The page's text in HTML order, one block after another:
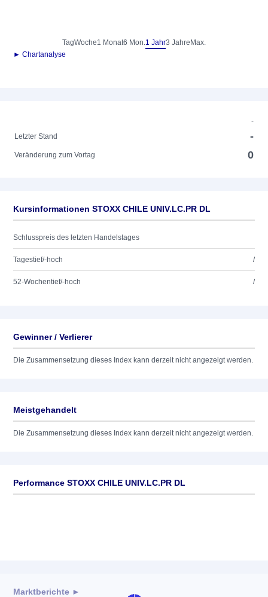
TagWoche1 Monat6 Mon.1 Jahr3 Jahre Max.
► Chartanalyse
-
Letzter Stand
-
Veränderung zum Vortag 0
Kursinformationen STOXX CHILE UNIV.LC.PR DL
Schlusspreis des letzten Handelstages
Tagestief/-hoch /
52-Wochentief/-hoch /
Gewinner / Verlierer
Die Zusammensetzung dieses Index kann derzeit nicht angezeigt werden.
Meistgehandelt
Die Zusammensetzung dieses Index kann derzeit nicht angezeigt werden.
Performance STOXX CHILE UNIV.LC.PR DL
Marktberichte ►